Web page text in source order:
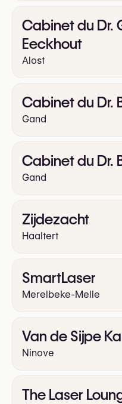
Cabinet du Dr.
Eeckhout
Alost
Cabinet du Dr.
Gand
Cabinet du Dr.
Gand
Zijdezacht
Haaltert
SmartLaser
Merelbeke-Melle
Van de Sijpe
Ninove
The Laser